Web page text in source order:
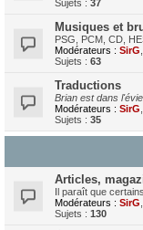
Sujets : 37
Musiques et
PSG, PCM, CD,
Modérateurs : SirG
Sujets : 63
Traductions
Brian est dans
Modérateurs : SirG
Sujets : 35
Articles,
Il paraît que
Modérateurs : SirG
Sujets : 130